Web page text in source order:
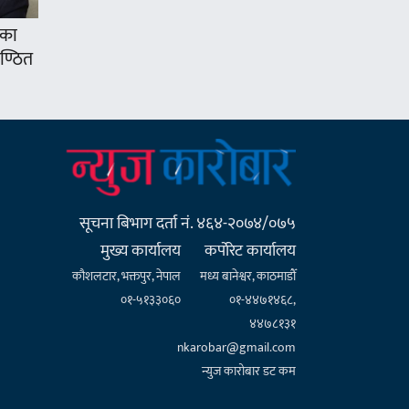
सूचना बिभाग दर्ता नं. ४६४-२०७४/०७५
मुख्य कार्यालय
कौशलटार, भक्तपुर, नेपाल
०१-५१३३०६०
कर्पाेरेट कार्यालय
मध्य बानेश्वर, काठमाडौँ
०१-४४७१४६८,
४४७८१३१
nkarobar@gmail.com
न्युज कारोबार डट कम